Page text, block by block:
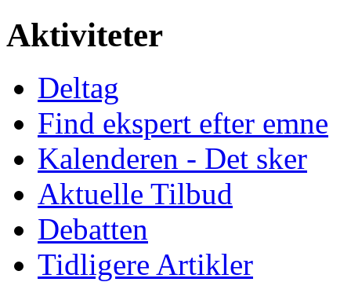
Aktiviteter
Deltag
Find ekspert efter emne
Kalenderen - Det sker
Aktuelle Tilbud
Debatten
Tidligere Artikler